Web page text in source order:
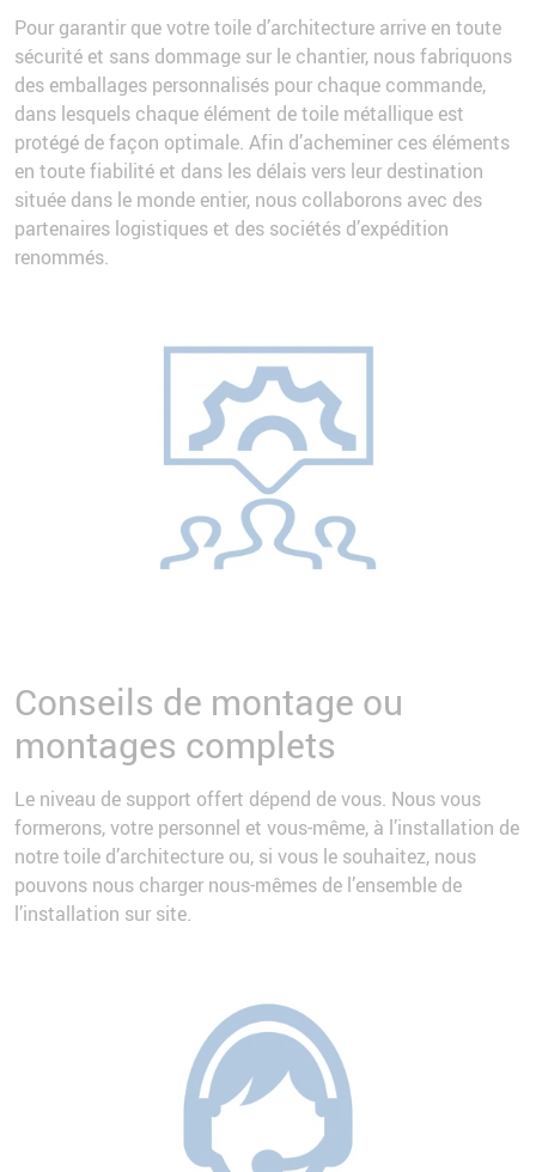
Pour garantir que votre toile d’architecture arrive en toute
sécurité et sans dommage sur le chantier, nous fabriquons
des emballages personnalisés pour chaque commande,
dans lesquels chaque élément de toile métallique est
protégé de façon optimale. Afin d’acheminer ces éléments
en toute fiabilité et dans les délais vers leur destination
située dans le monde entier, nous collaborons avec des
partenaires logistiques et des sociétés d’expédition
renommés.
Conseils de montage ou
montages complets
Le niveau de support offert dépend de vous. Nous vous
formerons, votre personnel et vous-même, à l’installation de
notre toile d’architecture ou, si vous le souhaitez, nous
pouvons nous charger nous-mêmes de l’ensemble de
l’installation sur site.